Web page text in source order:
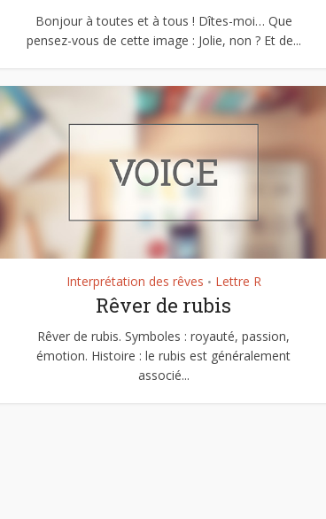
Bonjour à toutes et à tous ! Dîtes-moi… Que
pensez-vous de cette image : Jolie, non ? Et de...
Interprétation des rêves • Lettre R
Rêver de rubis
Rêver de rubis. Symboles : royauté, passion,
émotion. Histoire : le rubis est généralement
associé...